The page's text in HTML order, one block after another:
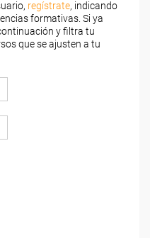
regístrate, indicando
formativas. Si ya
y filtra tu
que se ajusten a tu